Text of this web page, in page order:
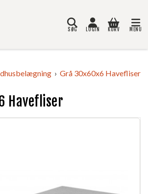
SØG LOGIN KURV MENU
Grå 30x60x6 Havefliser
Havefliser